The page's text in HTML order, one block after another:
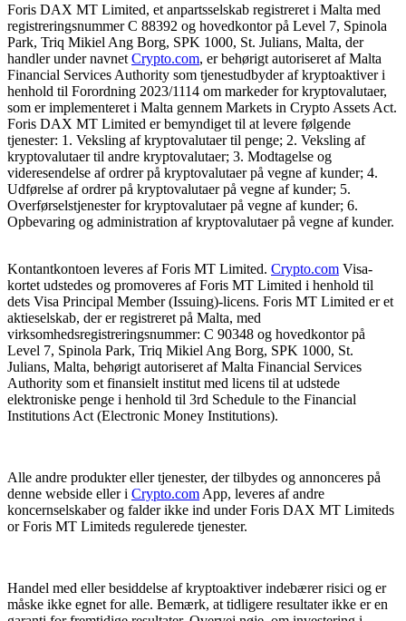
Foris DAX MT Limited, et anpartsselskab registreret i Malta med
registreringsnummer C 88392 og hovedkontor på Level 7, Spinola
Park, Triq Mikiel Ang Borg, SPK 1000, St. Julians, Malta, der
handler under navnet Crypto.com, er behørigt autoriseret af Malta
Financial Services Authority som tjenestudbyder af kryptoaktiver i
henhold til Forordning 2023/1114 om markeder for kryptovalutaer,
som er implementeret i Malta gennem Markets in Crypto Assets Act.
Foris DAX MT Limited er bemyndiget til at levere følgende
tjenester: 1. Veksling af kryptovalutaer til penge; 2. Veksling af
kryptovalutaer til andre kryptovalutaer; 3. Modtagelse og
videresendelse af ordrer på kryptovalutaer på vegne af kunder; 4.
Udførelse af ordrer på kryptovalutaer på vegne af kunder; 5.
Overførselstjenester for kryptovalutaer på vegne af kunder; 6.
Opbevaring og administration af kryptovalutaer på vegne af kunder.
Kontantkontoen leveres af Foris MT Limited. Crypto.com Visa-
kortet udstedes og promoveres af Foris MT Limited i henhold til
dets Visa Principal Member (Issuing)-licens. Foris MT Limited er et
aktieselskab, der er registreret på Malta, med
virksomhedsregistreringsnummer: C 90348 og hovedkontor på
Level 7, Spinola Park, Triq Mikiel Ang Borg, SPK 1000, St.
Julians, Malta, behørigt autoriseret af Malta Financial Services
Authority som et finansielt institut med licens til at udstede
elektroniske penge i henhold til 3rd Schedule to the Financial
Institutions Act (Electronic Money Institutions).
Alle andre produkter eller tjenester, der tilbydes og annonceres på
denne webside eller i Crypto.com App, leveres af andre
koncernselskaber og falder ikke ind under Foris DAX MT Limiteds
or Foris MT Limiteds regulerede tjenester.
Handel med eller besiddelse af kryptoaktiver indebærer risici og er
måske ikke egnet for alle. Bemærk, at tidligere resultater ikke er en